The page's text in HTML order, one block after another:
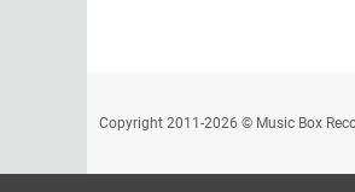
Copyright 2011-2026 © Music Box